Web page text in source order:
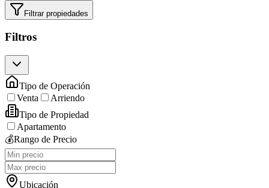
Filtrar propiedades
Filtros
Tipo de Operación
Venta
Arriendo
Tipo de Propiedad
Apartamento
💰Rango de Precio
Ubicación